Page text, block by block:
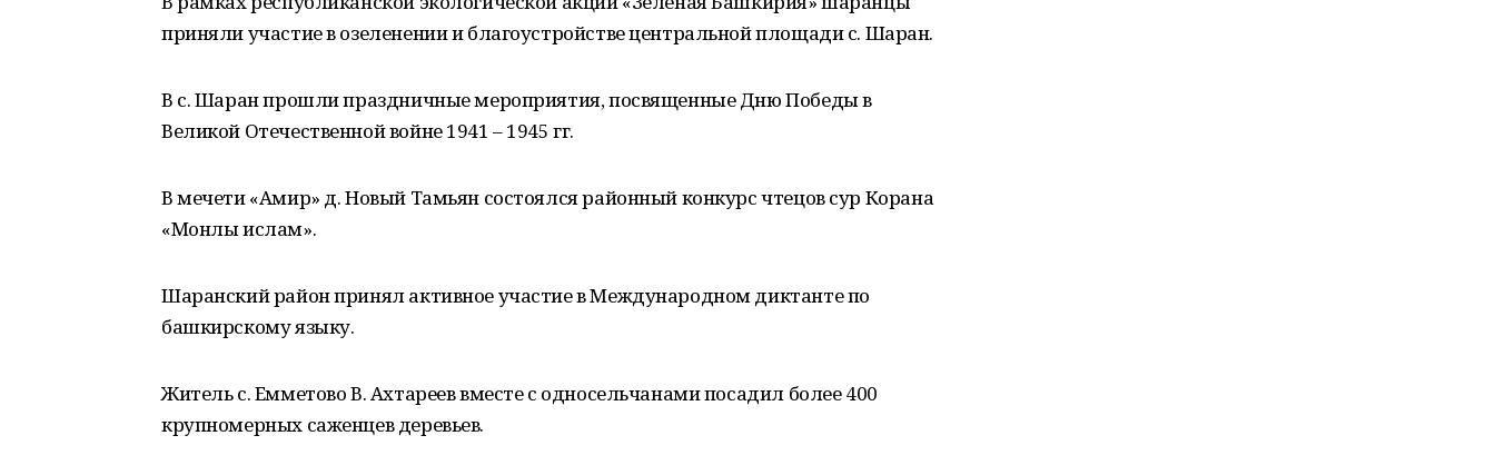
приняли участие в озеленении и благоустройстве центральной площади с. Шаран.
В с. Шаран прошли праздничные мероприятия, посвященные Дню Победы в
Великой Отечественной войне 1941 – 1945 гг.
В мечети «Амир» д. Новый Тамьян состоялся районный конкурс чтецов сур Корана
«Монлы ислам».
Шаранский район принял активное участие в Международном диктанте по
башкирскому языку.
Житель с. Емметово В. Ахтареев вместе с односельчанами посадил более 400
крупномерных саженцев деревьев.